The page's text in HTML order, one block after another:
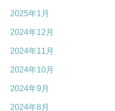
2025年1月
2024年12月
2024年11月
2024年10月
2024年9月
2024年8月